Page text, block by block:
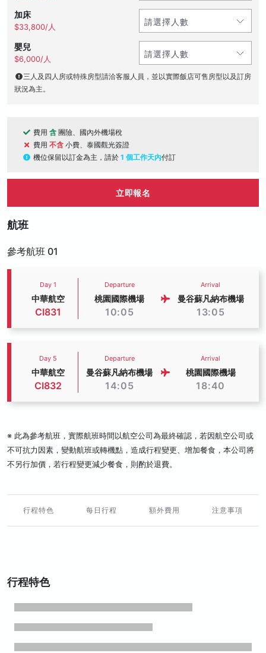
加床
$33,800/人
嬰兒
$6,000/人
三人及四人房或特殊房型請洽客服人員，並以實際飯店可售房型以及訂房
狀況為主。
費用 含 團險、國內外機場稅
費用 不含 小費、泰國觀光簽證
機位保留以訂金為主，請於 1 個工作天內付訂
立即報名
航班
參考航班 01
Day 1
中華航空
CI831
Departure
桃園國際機場
10:05
Arrival
曼谷蘇凡納布機場
13:05
Day 5
中華航空
CI832
Departure
曼谷蘇凡納布機場
14:05
Arrival
桃園國際機場
18:40
※ 此為參考航班，實際航班時間以航空公司為最終確認，若因航空公司或
不可抗力因素，變動航班或轉機點，造成行程變更、增加餐食，本公司將
不另行加價，若行程變更減少餐食，則酌於退費。
行程特色 每日行程 額外費用 注意事項
行程特色